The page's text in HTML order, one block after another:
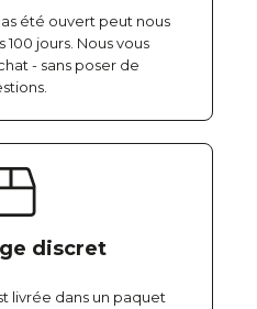
été ouvert peut nous
jours. Nous vous
- sans poser de
discret
livrée dans un paquet